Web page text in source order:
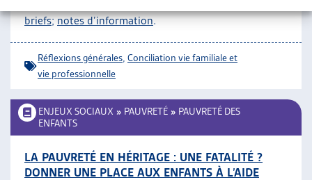
briefs;notes d’information.
Réflexions générales Conciliation vie familiale et
vie professionnelle
ENJEUX SOCIAUX » PAUVRETÉ » PAUVRETÉ DES
ENFANTS
LA PAUVRETÉ EN HÉRITAGE : UNE FATALITÉ ?
DONNER UNE PLACE AUX ENFANTS À L’AIDE